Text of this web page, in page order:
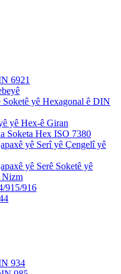
6921
Soketê yê Hexagonal ê DIN
yê Hex-ê Giran
Soketa Hex ISO 7380
yê Serî yê Çengelî yê
yê Serê Soketê yê
Nizm
915/916
934